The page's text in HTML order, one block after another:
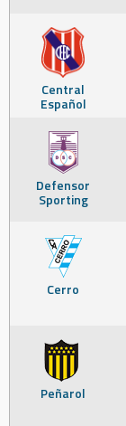
Central
Español
Defensor
Sporting
Cerro
Peñarol